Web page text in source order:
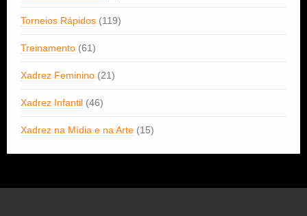
Torneios Rápidos (119)
Treinamento (61)
Xadrez Feminino (21)
Xadrez Infantil (46)
Xadrez na Mídia e na Arte (15)